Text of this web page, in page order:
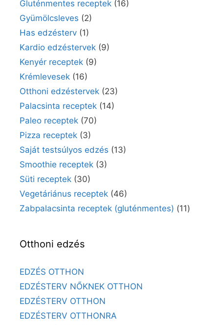
Gluténmentes receptek (16)
Gyümölcsleves (2)
Has edzésterv (1)
Kardio edzéstervek (9)
Kenyér receptek (9)
Krémlevesek (16)
Otthoni edzéstervek (23)
Palacsinta receptek (14)
Paleo receptek (70)
Pizza receptek (3)
Saját testsúlyos edzés (13)
Smoothie receptek (3)
Süti receptek (30)
Vegetáriánus receptek (46)
Zabpalacsinta receptek (gluténmentes) (11)
Otthoni edzés
EDZÉS OTTHON
EDZÉSTERV NŐKNEK OTTHON
EDZÉSTERV OTTHON
EDZÉSTERV OTTHONRA